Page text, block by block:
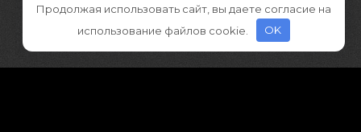
Продолжая использовать сайт, вы даете согласие на
использование файлов cookie.
OK